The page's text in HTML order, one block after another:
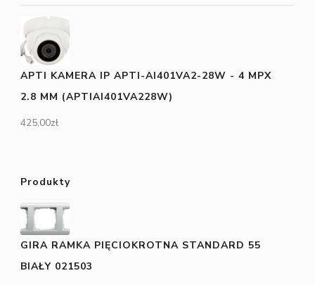
APTI KAMERA IP APTI-AI401VA2-28W - 4 MPX
2.8 MM (APTIAI401VA228W)
425,00zł
Produkty
GIRA RAMKA PIĘCIOKROTNA STANDARD 55
BIAŁY 021503